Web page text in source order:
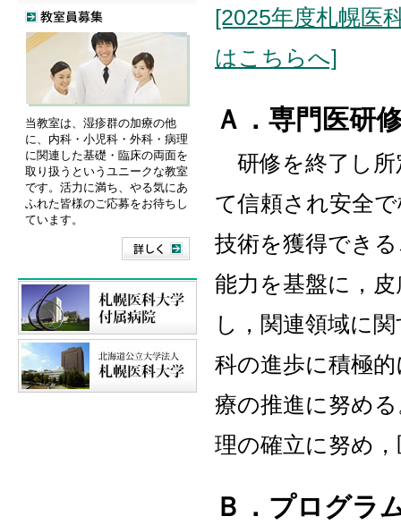
[2025年度札幌医
はこちらへ]
Ａ．専門医研
研修を終了し所
て信頼され安全
技術を獲得でき
能力を基盤に，
し，関連領域に
科の進歩に積極
療の推進に努め
理の確立に努め
Ｂ．プログラ
当教室は、湿疹群の加療の他
に、内科・小児科・外科・病理
に関連した基礎・臨床の両面を
取り扱うというユニークな教室
です。活力に満ち、やる気にあ
ふれた皆様のご応募をお待ちし
ています。